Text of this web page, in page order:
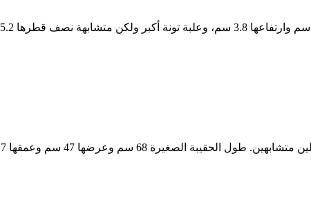
وعمقها 27 سم، وطول الحقيبة الكبيرة 85 سم. ما عامل مقياس المنشورين؟